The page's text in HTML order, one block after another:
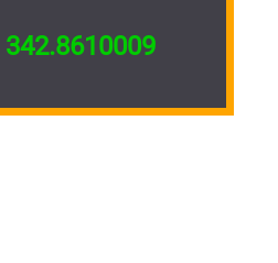
342.8610009